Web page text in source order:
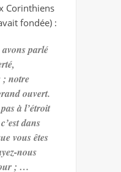
Corinthiens
fondée) :
parlé
; notre
ouvert.
à l’étroit
dans
vous êtes
nous
; …